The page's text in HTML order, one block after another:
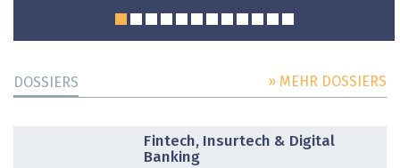
DOSSIERS » MEHR DOSSIERS
Fintech, Insurtech & Digital
Banking